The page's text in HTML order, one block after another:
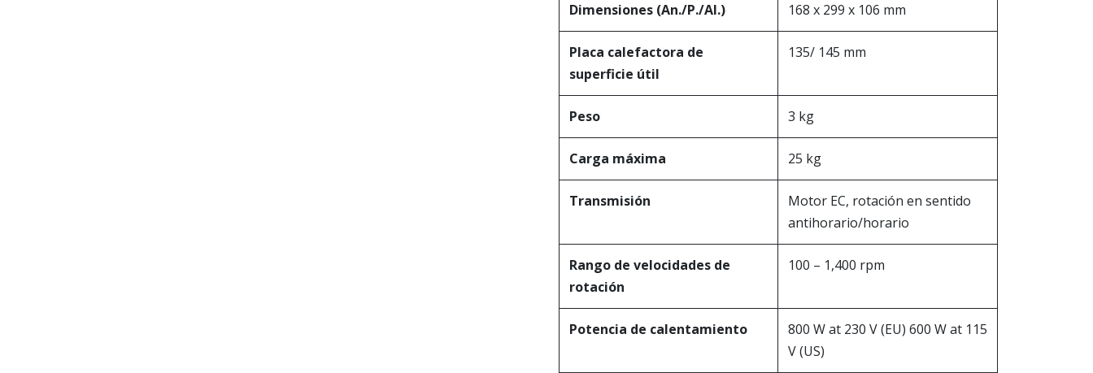
Dimensiones (An./P./Al.) 168 x 299 x 106 mm
Placa calefactora de
superficie útil
135/ 145 mm
Peso 3 kg
Carga máxima 25 kg
Transmisión
Motor EC, rotación en sentido
antihorario/horario
Rango de velocidades de
rotación
100 – 1,400 rpm
Potencia de calentamiento
800 W at 230 V (EU) 600 W at 115
V (US)